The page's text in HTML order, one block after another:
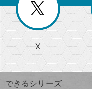
じ
る
search
検
索
上
昇
ワ
ー
閉
じ
る
ー
か
ら
探
す
X
できるシリーズ